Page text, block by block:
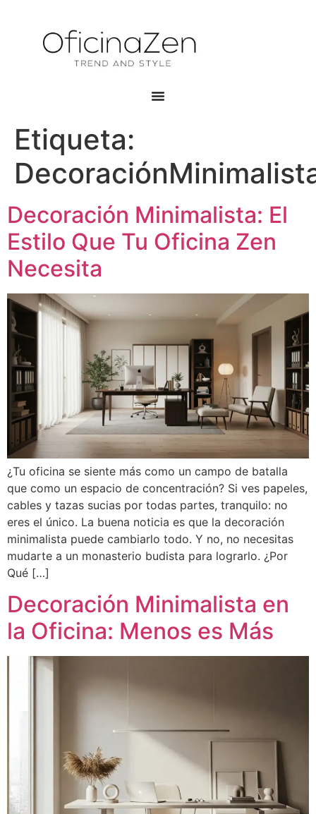
Etiqueta:
Decoración Minimalista: El
Estilo Que Tu Oficina Zen
Necesita
¿Tu oficina se siente más como un campo de batalla
que como un espacio de concentración? Si ves papeles,
cables y tazas sucias por todas partes, tranquilo: no
eres el único. La buena noticia es que la decoración
minimalista puede cambiarlo todo. Y no, no necesitas
mudarte a un monasterio budista para lograrlo. ¿Por
Qué […]
Decoración Minimalista en
la Oficina: Menos es Más